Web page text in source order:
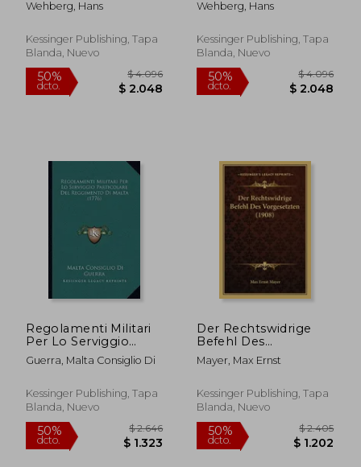
Wehberg, Hans
Kessinger Publishing, Tapa
Blanda, Nuevo
Wehberg, Hans
Kessinger Publishing, Tapa
Blanda, Nuevo
Regolamenti Militari
Per Lo Serviggio
Particolare Del
Reggimento Di Malta
Guerra, Malta Consiglio Di
Kessinger Publishing, Tapa
Blanda, Nuevo
Der Rechtswidrige
Befehl Des
Vorgesetzten (1908)
(en Alemán)
Mayer, Max Ernst
Kessinger Publishing, Tapa
Blanda, Nuevo